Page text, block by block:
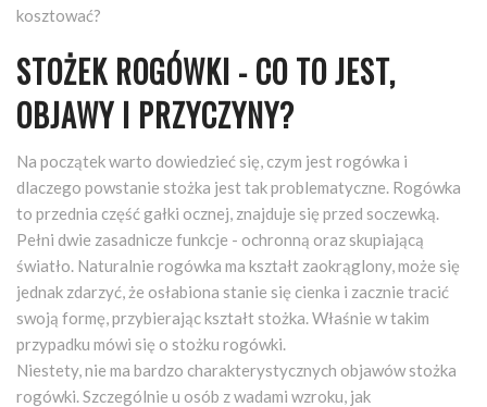
kosztować?
STOŻEK ROGÓWKI - CO TO JEST,
OBJAWY I PRZYCZYNY?
Na początek warto dowiedzieć się, czym jest rogówka i
dlaczego powstanie stożka jest tak problematyczne. Rogówka
to przednia część gałki ocznej, znajduje się przed soczewką.
Pełni dwie zasadnicze funkcje - ochronną oraz skupiającą
światło. Naturalnie rogówka ma kształt zaokrąglony, może się
jednak zdarzyć, że osłabiona stanie się cienka i zacznie tracić
swoją formę, przybierając kształt stożka. Właśnie w takim
przypadku mówi się o stożku rogówki.
Niestety, nie ma bardzo charakterystycznych objawów stożka
rogówki. Szczególnie u osób z wadami wzroku, jak